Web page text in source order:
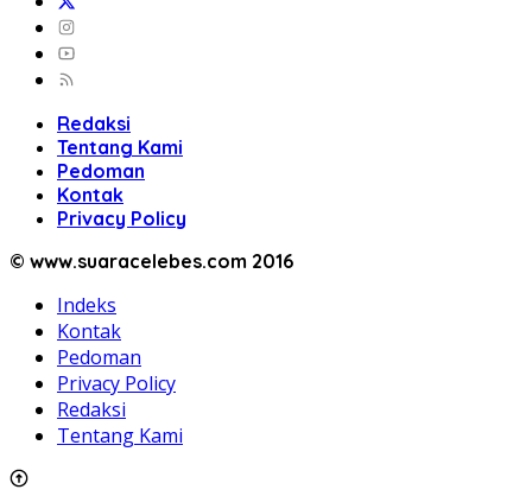
Redaksi
Tentang Kami
Pedoman
Kontak
Privacy Policy
© www.suaracelebes.com 2016
Indeks
Kontak
Pedoman
Privacy Policy
Redaksi
Tentang Kami